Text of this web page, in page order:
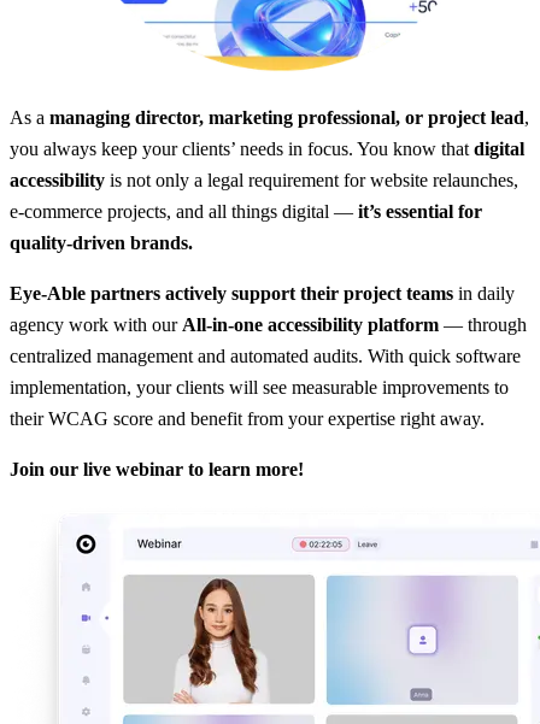
As a managing director, marketing professional, or project lead,
you always keep your clients’ needs in focus. You know that digital
accessibility is not only a legal requirement for website relaunches,
e-commerce projects, and all things digital — it’s essential for
quality-driven brands.
Eye-Able partners actively support their project teams in daily
agency work with our All-in-one accessibility platform — through
centralized management and automated audits. With quick software
implementation, your clients will see measurable improvements to
their WCAG score and benefit from your expertise right away.
Join our live webinar to learn more!